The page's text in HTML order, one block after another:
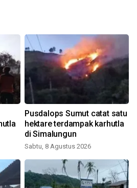
Pusdalops Sumut catat satu
hektare terdampak karhutla
di Simalungun
Sabtu, 8 Agustus 2026